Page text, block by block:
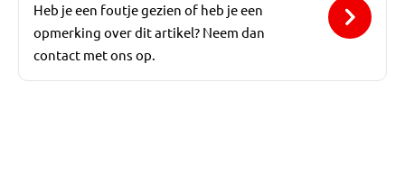
Heb je een foutje gezien of heb je een
opmerking over dit artikel? Neem dan
contact met ons op.